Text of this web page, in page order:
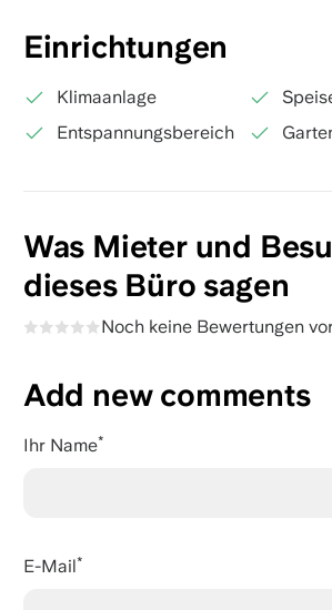
Einrichtungen
Klimaanlage
Entspannungsbereich
Was Mieter und
dieses Büro sagen
Noch keine Bewertungen
Add new comments
Ihr Name
E-Mail